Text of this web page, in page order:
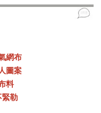
網布
圖案
料
勒